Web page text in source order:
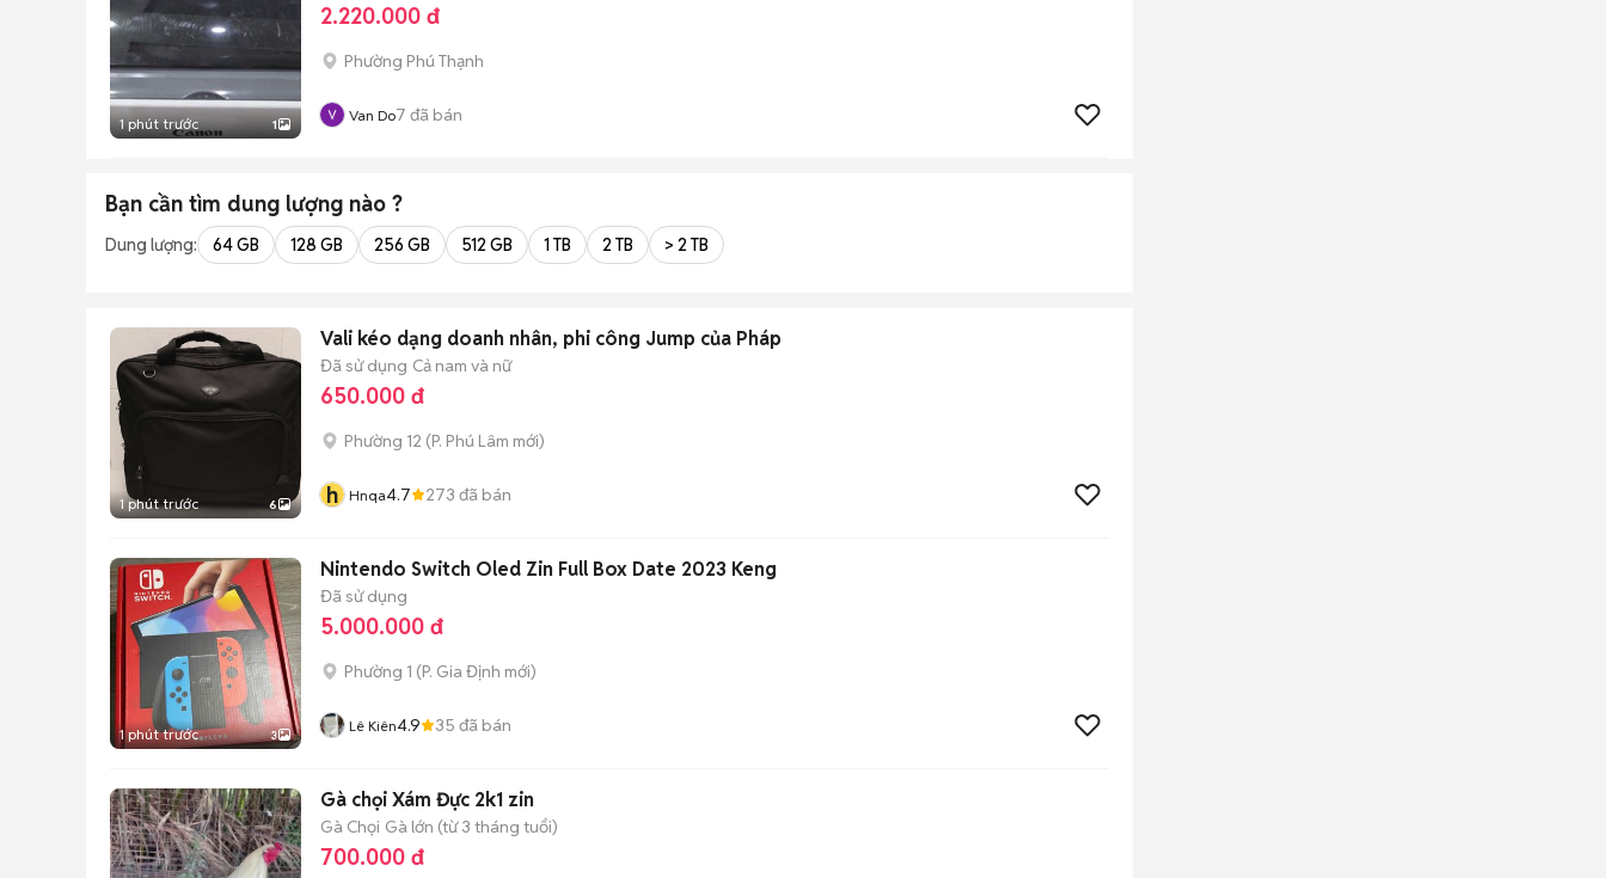
1 phút trước 1
2.220.000 đ
Phường Phú Thạnh
Van Do7 đã bán
Bạn cần tìm dung lượng nào ?
Dung lượng: 64 GB 128 GB 256 GB 512 GB 1 TB 2 TB > 2 TB
1 phút trước 6
Vali kéo dạng doanh nhân, phi công Jump của Pháp
Đã sử dụng Cả nam và nữ
650.000 đ
Phường 12 (P. Phú Lâm mới)
h Hnqa4.7 273 đã bán
1 phút trước 3
Nintendo Switch Oled Zin Full Box Date 2023 Keng
Đã sử dụng
5.000.000 đ
Phường 1 (P. Gia Định mới)
Lê Kiên4.9 35 đã bán
Gà chọi Xám Đực 2k1 zin
Gà Chọi Gà lớn (từ 3 tháng tuổi)
700.000 đ